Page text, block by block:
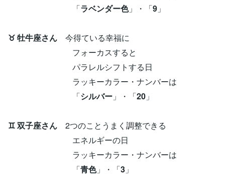
「ラベンダー色」・「9 」
♉ 牡牛座さん 今得ている幸福に
フォーカスすると
パラレルシフトする日
ラッキーカラー・ナンバーは
「シルバー 」・「20 」
♊ 双子座さん 2つのことうまく調整できる
エネルギーの日
ラッキーカラー・ナンバーは
「青色」・「3 」